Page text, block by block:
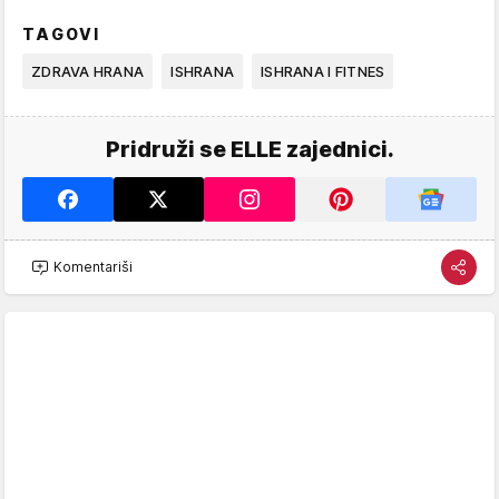
TAGOVI
ZDRAVA HRANA ISHRANA ISHRANA I FITNES
Pridruži se ELLE zajednici.
Komentariši